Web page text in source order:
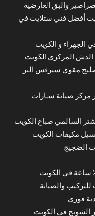
والبق العارضية
أفضل فني ستلايت في
الجهراء و الكويت
المركزي الكويت
مقوي سيرفس البر
مركز صيانة سيارات
شتر السالمي صباغ الكويت
مكيفات الكويت
الضجيج
والصيانة
فوري
الشويخ في الكويت